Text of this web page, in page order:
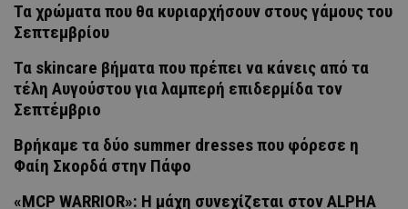
Τα χρώματα που θα κυριαρχήσουν στους γάμους του
Σεπτεμβρίου
Τα skincare βήματα που πρέπει να κάνεις από τα
τέλη Αυγούστου για λαμπερή επιδερμίδα τον
Σεπτέμβριο
Βρήκαμε τα δύο summer dresses που φόρεσε η
Φαίη Σκορδά στην Πάφο
«MCP WARRIOR»: Η μάχη συνεχίζεται στον ALPHA